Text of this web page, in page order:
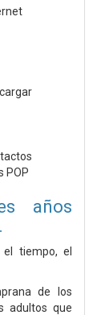
POP
años
tiempo, el
de los
adultos que